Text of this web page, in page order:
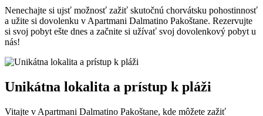
Nenechajte si ujsť možnosť zažiť skutočnú chorvátsku pohostinnosť
a užite si dovolenku v Apartmani Dalmatino Pakoštane. Rezervujte
si svoj pobyt ešte dnes a začnite si užívať svoj dovolenkový pobyt u
nás!
Unikátna lokalita a prístup k pláži
Vitajte v Apartmani Dalmatino Pakoštane, kde môžete zažiť